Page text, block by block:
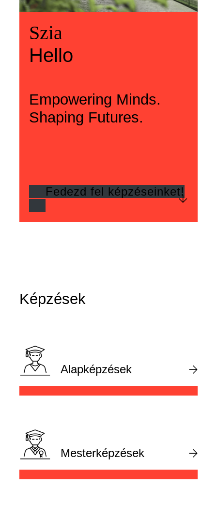
Üdvözlünk
Szia
Szia
Welcome
Hello
Empowering Minds.
Shaping Futures.
Fedezd fel képzéseinket!
Képzések
Alapképzések
Mesterképzések